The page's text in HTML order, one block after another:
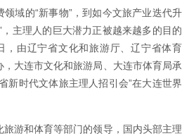
领域的“新事物”，到如今文旅产业迭代升
，主理人的巨大潜力正被越来越多的目的
，由辽宁省文化和旅游厅、辽宁省体育
，大连市文化和旅游局、大连市体育局承
新时代文体旅主理人招引会”在大连世界
游和体育等部门的领导，国内头部主理